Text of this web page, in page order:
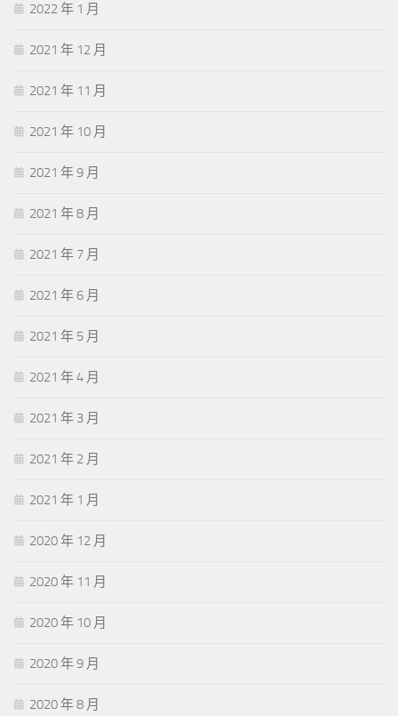
2022 年 1 月
2021 年 12 月
2021 年 11 月
2021 年 10 月
2021 年 9 月
2021 年 8 月
2021 年 7 月
2021 年 6 月
2021 年 5 月
2021 年 4 月
2021 年 3 月
2021 年 2 月
2021 年 1 月
2020 年 12 月
2020 年 11 月
2020 年 10 月
2020 年 9 月
2020 年 8 月